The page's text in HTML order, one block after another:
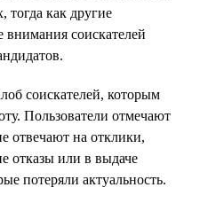
тогда как другие
соискателей
соискателей, которым
Пользователи отмечают
отвечают на отклики,
отказы или в выдаче
потеряли актуальность.